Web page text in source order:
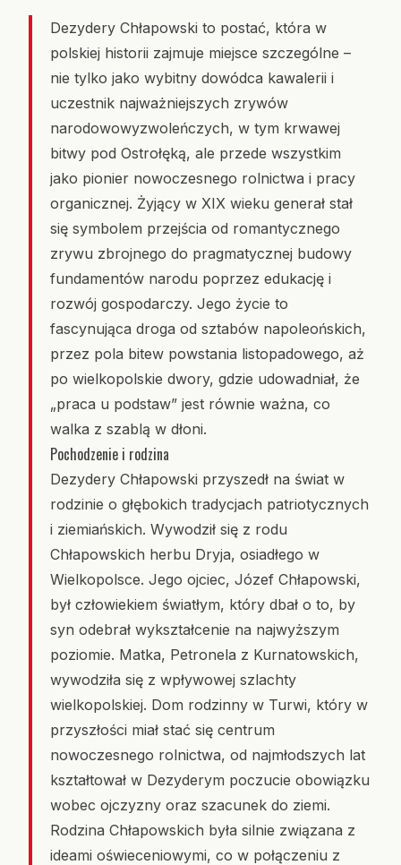
Dezydery Chłapowski to postać, która w
polskiej historii zajmuje miejsce szczególne –
nie tylko jako wybitny dowódca kawalerii i
uczestnik najważniejszych zrywów
narodowowyzwoleńczych, w tym krwawej
bitwy pod Ostrołęką, ale przede wszystkim
jako pionier nowoczesnego rolnictwa i pracy
organicznej. Żyjący w XIX wieku generał stał
się symbolem przejścia od romantycznego
zrywu zbrojnego do pragmatycznej budowy
fundamentów narodu poprzez edukację i
rozwój gospodarczy. Jego życie to
fascynująca droga od sztabów napoleońskich,
przez pola bitew powstania listopadowego, aż
po wielkopolskie dwory, gdzie udowadniał, że
„praca u podstaw” jest równie ważna, co
walka z szablą w dłoni.
Pochodzenie i rodzina
Dezydery Chłapowski przyszedł na świat w
rodzinie o głębokich tradycjach patriotycznych
i ziemiańskich. Wywodził się z rodu
Chłapowskich herbu Dryja, osiadłego w
Wielkopolsce. Jego ojciec, Józef Chłapowski,
był człowiekiem światłym, który dbał o to, by
syn odebrał wykształcenie na najwyższym
poziomie. Matka, Petronela z Kurnatowskich,
wywodziła się z wpływowej szlachty
wielkopolskiej. Dom rodzinny w Turwi, który w
przyszłości miał stać się centrum
nowoczesnego rolnictwa, od najmłodszych lat
kształtował w Dezyderym poczucie obowiązku
wobec ojczyzny oraz szacunek do ziemi.
Rodzina Chłapowskich była silnie związana z
ideami oświeceniowymi, co w połączeniu z